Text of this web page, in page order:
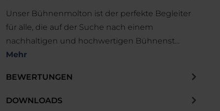
Unser Bühnenmolton ist der perfekte Begleiter
für alle, die auf der Suche nach einem
nachhaltigen und hochwertigen Bühnenst…
Mehr
BEWERTUNGEN
DOWNLOADS